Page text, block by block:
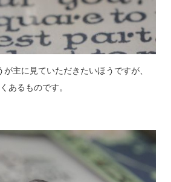
が主に見ていただきたいほうですが、
あるものです。